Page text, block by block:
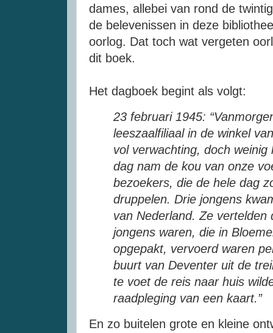
dames, allebei van rond de
de belevenissen in deze
oorlog. Dat toch wat vergeten
dit boek.
Het dagboek begint als volgt:
23 februari 1945:
leeszaalfiliaal in de winkel
vol verwachting, doch
dag nam de kou van onze
bezoekers, die de hele dag
druppelen. Drie jongens
van Nederland. Ze
jongens waren, die in
opgepakt, vervoerd waren
buurt van Deventer uit de
te voet de reis naar huis
raadpleging van een kaart.”
En zo buitelen grote en kleine